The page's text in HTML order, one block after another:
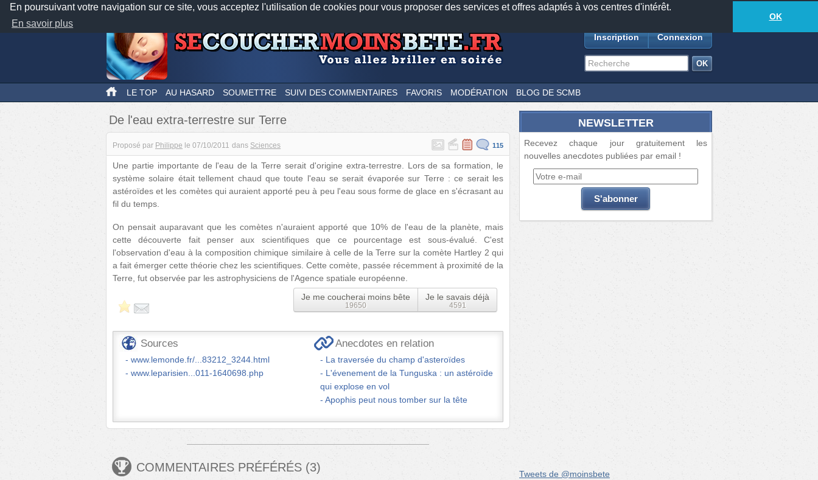
En poursuivant votre navigation sur ce site, vous acceptez l'utilisation de cookies pour vous proposer des services et offres adaptés à vos centres d'intérêt.
En savoir plus
OK
Nos applications mobiles Newsletter Facebook
TwitterFeeds18873anecdotes-709lecteurs connectés
Inscription Connexion
LE TOP AU HASARD SOUMETTRE SUIVI DES COMMENTAIRES FAVORIS MODÉRATION BLOG DE SCMB
De l'eau extra-terrestre sur Terre
Proposé par Philippe le 07/10/2011 dans Sciences 115
Une partie importante de l'eau de la Terre serait d'origine extra-terrestre. Lors de sa formation, le
système solaire était tellement chaud que toute l'eau se serait évaporée sur Terre : ce serait les
astéroïdes et les comètes qui auraient apporté peu à peu l'eau sous forme de glace en s'écrasant au
fil du temps.
On pensait auparavant que les comètes n'auraient apporté que 10% de l'eau de la planète, mais
cette découverte fait penser aux scientifiques que ce pourcentage est sous-évalué. C'est
l'observation d'eau à la composition chimique similaire à celle de la Terre sur la comète Hartley 2 qui
a fait émerger cette théorie chez les scientifiques. Cette comète, passée récemment à proximité de la
Terre, fut observée par les astrophysiciens de l'Agence spatiale européenne.
Je me coucherai moins bête
19650
Je le savais déjà
4591
Sources
www.lemonde.fr/...83212_3244.html
www.leparisien...011-1640698.php
Anecdotes en relation
La traversée du champ d'asteroïdes
L'évenement de la Tunguska : un astéroïde
qui explose en vol
Apophis peut nous tomber sur la tête
COMMENTAIRES PRÉFÉRÉS (3)
NEWSLETTER
Recevez chaque jour gratuitement les
nouvelles anecdotes publiées par email !
Tweets de @moinsbete